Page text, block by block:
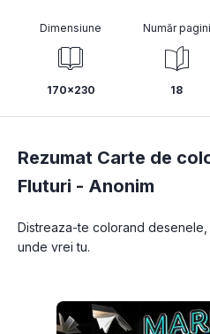
Dimensiune
170x230
Număr pagini
18
Rezumat Carte de
Fluturi - Anonim
Distreaza-te colorand
unde vrei tu.